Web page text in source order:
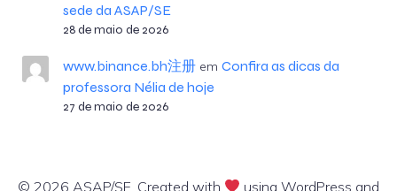
sede da ASAP/SE
28 de maio de 2026
www.binance.bh注册em Confira as dicas da
professora Nélia de hoje
27 de maio de 2026
© 2026 ASAP/SE. Created with using WordPress and